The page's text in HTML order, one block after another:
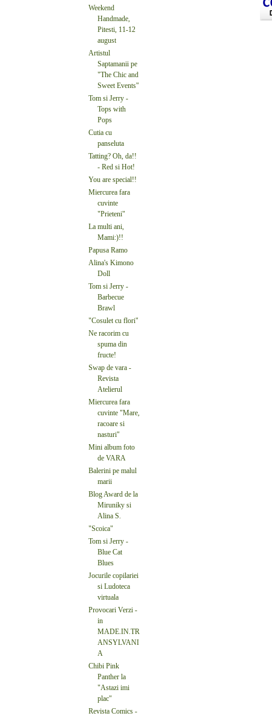
Weekend
Handmade,
Pitesti, 11-12
august
Artistul
Saptamanii pe
"The Chic and
Sweet Events"
Tom si Jerry -
Tops with
Pops
Cutia cu
panseluta
Tatting? Oh, da!!
- Red si Hot!
You are special!!
Miercurea fara
cuvinte
"Prieteni"
La multi ani,
Mami:)!!
Papusa Ramo
Alina's Kimono
Doll
Tom si Jerry -
Barbecue
Brawl
"Cosulet cu flori"
Ne racorim cu
spuma din
fructe!
Swap de vara -
Revista
Atelierul
Miercurea fara
cuvinte "Mare,
racoare si
nasturi"
Mini album foto
de VARA
Balerini pe malul
marii
Blog Award de la
Miruniky si
Alina S.
"Scoica"
Tom si Jerry -
Blue Cat
Blues
Jocurile copilariei
si Ludoteca
virtuala
Provocari Verzi -
in
MADE.IN.TR
ANSYLVANI
A
Chibi Pink
Panther la
"Astazi imi
plac"
Revista Comics -